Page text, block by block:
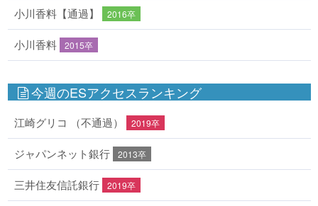
小川香料【通過】 2016卒
小川香料 2015卒
今週のESアクセスランキング
江崎グリコ （不通過） 2019卒
ジャパンネット銀行 2013卒
三井住友信託銀行 2019卒